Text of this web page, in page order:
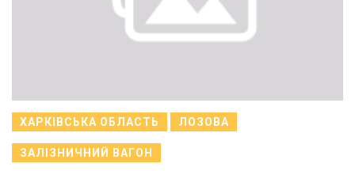
ХАРКІВСЬКА ОБЛАСТЬ ЛОЗОВА
ЗАЛІЗНИЧНИЙ ВАГОН